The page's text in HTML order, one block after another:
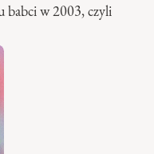
babci w 2003, czyli